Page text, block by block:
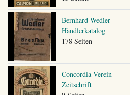
Bernhard Wedler
Händlerkatalog
178 Seiten
Concordia Verein
Zeitschrift